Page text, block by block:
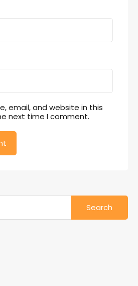
email, and website in this
next time I comment.
Search